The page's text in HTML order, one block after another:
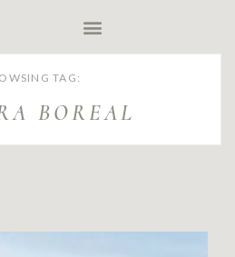
TAG:
BOREAL